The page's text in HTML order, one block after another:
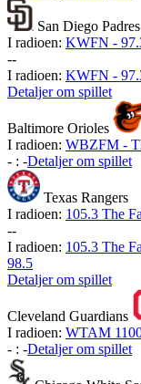
San Diego Padres
I radioen: KWFN -
--
I radioen: KWFN -
Detaljer om spillet
Baltimore Orioles
I radioen: WBZFM -
- : -Detaljer om spillet
Texas Rangers
I radioen: 105.3 The
--
I radioen: 105.3 The
98.5
Detaljer om spillet
Cleveland Guardians
I radioen: WTAM
- : -Detaljer om spillet